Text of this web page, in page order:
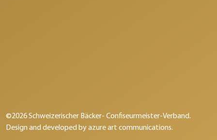
©2026 Schweizerischer Bäcker- Confiseurmeister-Verband.
Design and developed byazure art communications.